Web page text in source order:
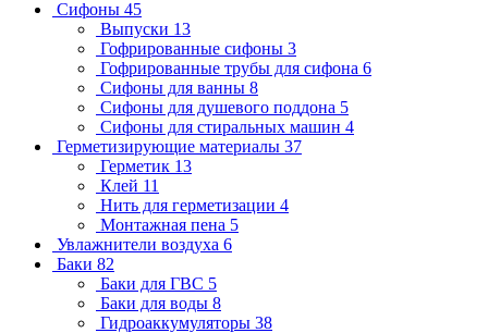
Сифоны 45
Выпуски 13
Гофрированные сифоны 3
Гофрированные трубы для сифона 6
Сифоны для ванны 8
Сифоны для душевого поддона 5
Сифоны для стиральных машин 4
Герметизирующие материалы 37
Герметик 13
Клей 11
Нить для герметизации 4
Монтажная пена 5
Увлажнители воздуха 6
Баки 82
Баки для ГВС 5
Баки для воды 8
Гидроаккумуляторы 38